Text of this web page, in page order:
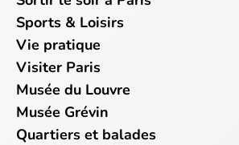
Sports & Loisirs
Vie pratique
Visiter Paris
Musée du Louvre
Musée Grévin
Quartiers et balades